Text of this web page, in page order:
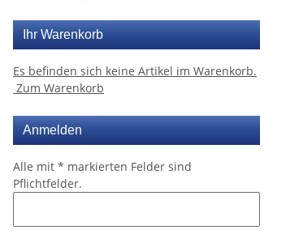
Ihr Warenkorb
Es befinden sich keine Artikel im Warenkorb.
Zum Warenkorb
Anmelden
Alle mit * markierten Felder sind
Pflichtfelder.